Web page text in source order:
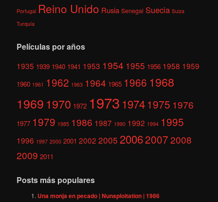
Portugal Reino Unido Rusia Senegal Suecia Suiza
Turquía
Películas por años
1935 1939 1940 1941 1953 1954 1955 1956 1958 1959
1960 1961 1962 1963 1964 1965 1966 1968
1969 1970 1972 1973 1974 1975 1976
1977 1979 1985 1986 1987 1990 1992 1994 1995
1996 1997 2000 2001 2002 2005 200620072008
2009 2011
Posts más populares
Una monja en pecado | Nunsploitation | 1986